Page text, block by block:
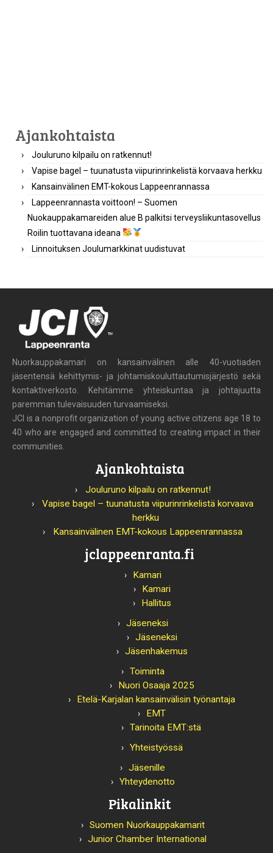
Ajankohtaista
Jouluruno kilpailu on ratkennut!
Vapise bagel – tuunatusta viipurinrinkelistä korvaava herkku
Kansainvälinen EMT-kokous Lappeenrannassa
Lappeenrannasta voittoon! – Suomen
Nuokauppakamareiden alue B palkitsi terveysliikuntasovellus
Roilin tuottavana ideana
Linnoituksen Joulumarkkinat uudistuvat
Nuorkauppakamari on kansainvälinen alle 40-vuotiaden
jäsentensä kehittymis- ja johtamiskouluttautumisjärjestö sekä
kontaktiverkosto. Kehitämme yhteiskuntaa ja johtajuutta
paremman tulevaisuuden turvaamiseksi.
JCI is a nonprofit organization of young active citizens age 18 to
40 who are engaged and committed to creating impact in their
communities.
Ajankohtaista
Jouluruno kilpailu on ratkennut!
Vapise bagel – tuunatusta viipurinrinkelistä korvaava
herkku
Kansainvälinen EMT-kokous Lappeenrannassa
jclappeenranta.fi
Kamari
Kamari
Hallitus
Jäseneksi
Jäseneksi
Jäsenhakemus
Toiminta
Nuori Osaaja 2025
Etelä-Karjalan kansainvälisin työnantaja
EMT
Tarinoita EMT:stä
Yhteistyössä
Jäsenille
Yhteydenotto
Pikalinkit
Suomen Nuorkauppakamarit
Junior Chamber International